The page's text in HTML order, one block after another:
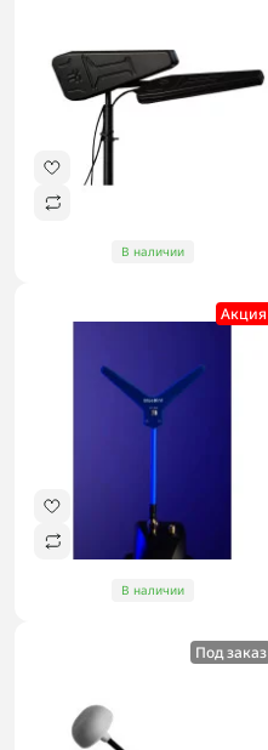
В наличии
Акция
В наличии
Под заказ